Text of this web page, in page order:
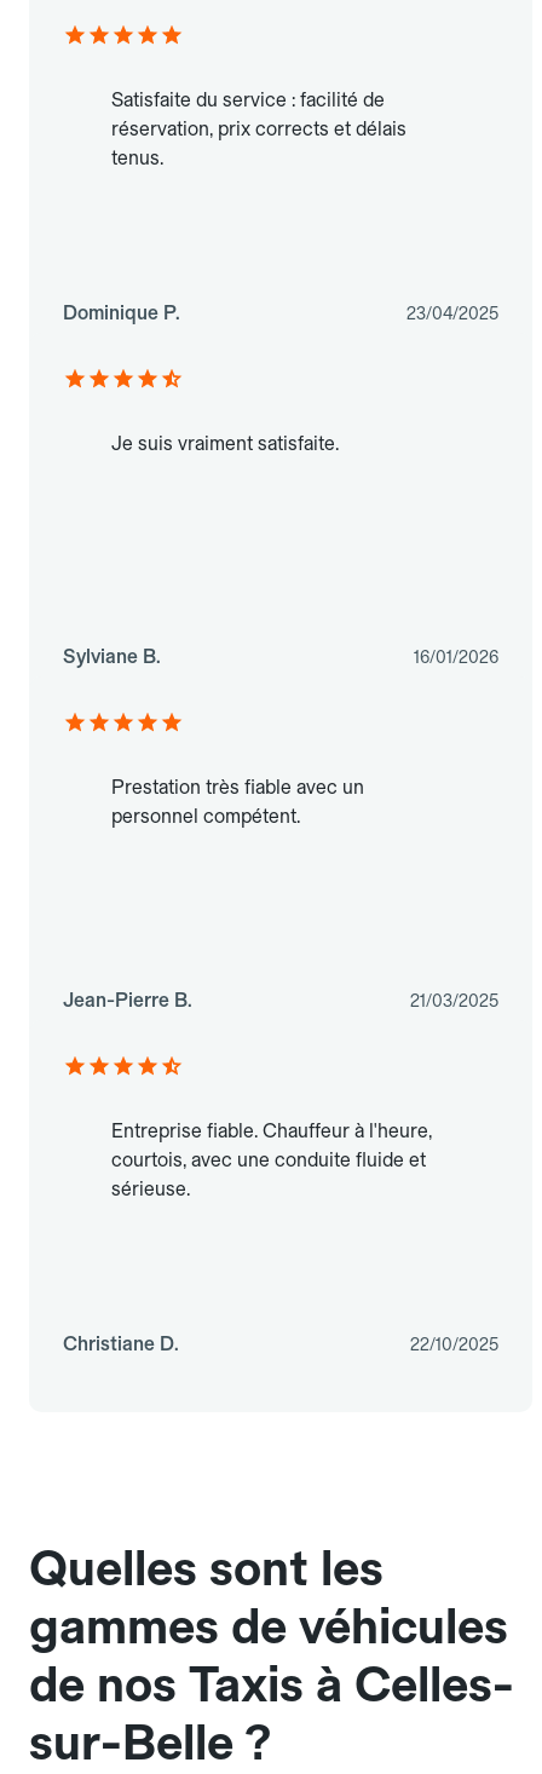
Satisfaite du service : facilité de
réservation, prix corrects et délais
tenus.
Dominique P. 23/04/2025
Je suis vraiment satisfaite.
Sylviane B. 16/01/2026
Prestation très fiable avec un
personnel compétent.
Jean-Pierre B. 21/03/2025
Entreprise fiable. Chauffeur à l'heure,
courtois, avec une conduite fluide et
sérieuse.
Christiane D. 22/10/2025
Quelles sont les
gammes de véhicules
de nos Taxis à Celles-
sur-Belle ?